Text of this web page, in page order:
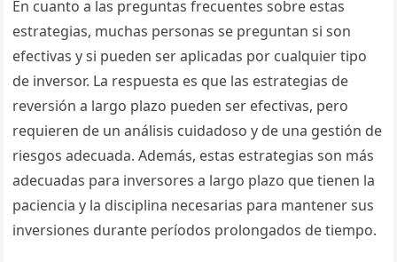
En cuanto a las preguntas frecuentes sobre estas
estrategias, muchas personas se preguntan si son
efectivas y si pueden ser aplicadas por cualquier tipo
de inversor. La respuesta es que las estrategias de
reversión a largo plazo pueden ser efectivas, pero
requieren de un análisis cuidadoso y de una gestión de
riesgos adecuada. Además, estas estrategias son más
adecuadas para inversores a largo plazo que tienen la
paciencia y la disciplina necesarias para mantener sus
inversiones durante períodos prolongados de tiempo.